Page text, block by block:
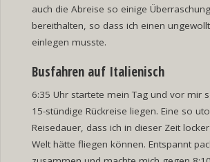
auch die Abreise so einige
bereithalten, so dass ich einen
einlegen musste.
Busfahren auf Italienisch
6:35 Uhr startete mein Tag und vor mir
15-stündige Rückreise liegen. Eine so
Reisedauer, dass ich in dieser Zeit
Welt hätte fliegen können. Entspannt